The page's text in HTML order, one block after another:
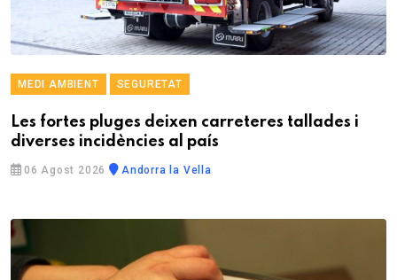
MEDI AMBIENT SEGURETAT
Les fortes pluges deixen carreteres tallades i
diverses incidències al país
06 Agost 2026 Andorra la Vella